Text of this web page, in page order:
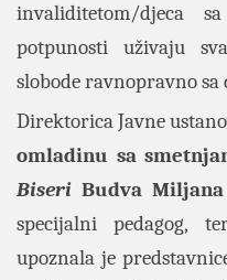
invaliditetom/djeca
potpunosti uživaju
slobode ravnopravno sa
Direktorica Javne
omladinu sa
Biseri Budva
specijalni pedagog,
upoznala je